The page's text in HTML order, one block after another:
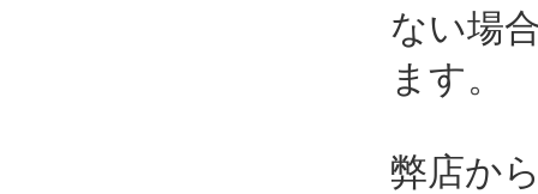
ない場
ます。
弊店か